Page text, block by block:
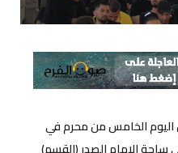
اليوم الخامس من محرم في